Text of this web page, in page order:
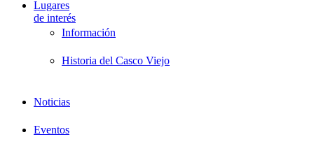
Lugares
de interés
Información
Historia del Casco Viejo
Noticias
Eventos